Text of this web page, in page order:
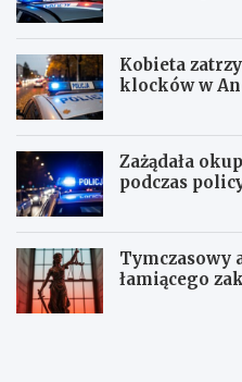
Kobieta
klocków w
Zażądała
podczas
Tymczasowy
łamiącego
C
P